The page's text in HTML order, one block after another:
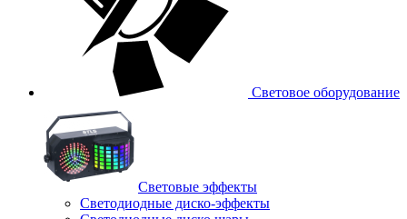
Световое оборудование
Световые эффекты
Светодиодные диско-эффекты